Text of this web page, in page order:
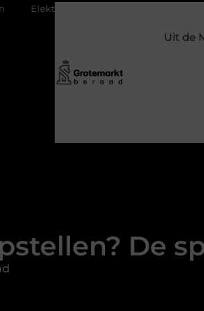
auto laders: zo bepaal je welke jij nodig
Uit de
De